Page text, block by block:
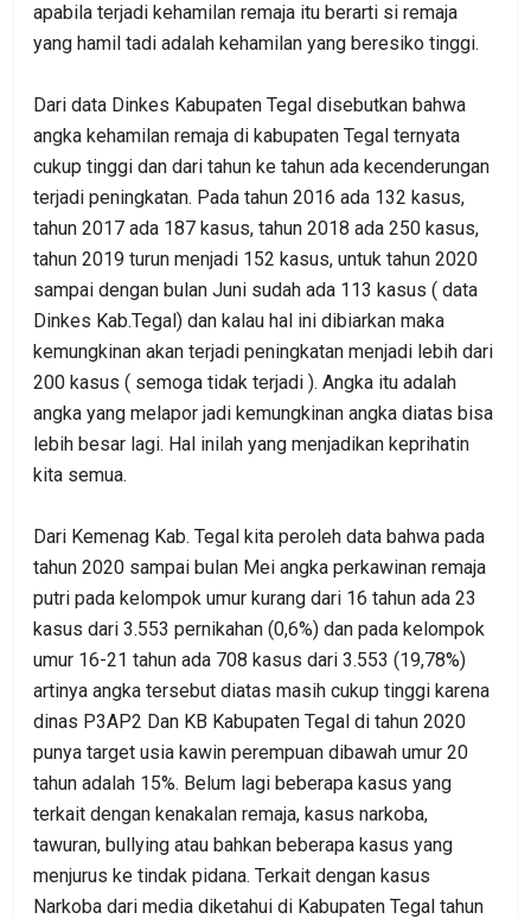
apabila terjadi kehamilan remaja itu berarti si remaja
yang hamil tadi adalah kehamilan yang beresiko tinggi.
Dari data Dinkes Kabupaten Tegal disebutkan bahwa
angka kehamilan remaja di kabupaten Tegal ternyata
cukup tinggi dan dari tahun ke tahun ada kecenderungan
terjadi peningkatan. Pada tahun 2016 ada 132 kasus,
tahun 2017 ada 187 kasus, tahun 2018 ada 250 kasus,
tahun 2019 turun menjadi 152 kasus, untuk tahun 2020
sampai dengan bulan Juni sudah ada 113 kasus ( data
Dinkes Kab.Tegal) dan kalau hal ini dibiarkan maka
kemungkinan akan terjadi peningkatan menjadi lebih dari
200 kasus ( semoga tidak terjadi ). Angka itu adalah
angka yang melapor jadi kemungkinan angka diatas bisa
lebih besar lagi. Hal inilah yang menjadikan keprihatin
kita semua.
Dari Kemenag Kab. Tegal kita peroleh data bahwa pada
tahun 2020 sampai bulan Mei angka perkawinan remaja
putri pada kelompok umur kurang dari 16 tahun ada 23
kasus dari 3.553 pernikahan (0,6%) dan pada kelompok
umur 16-21 tahun ada 708 kasus dari 3.553 (19,78%)
artinya angka tersebut diatas masih cukup tinggi karena
dinas P3AP2 Dan KB Kabupaten Tegal di tahun 2020
punya target usia kawin perempuan dibawah umur 20
tahun adalah 15%. Belum lagi beberapa kasus yang
terkait dengan kenakalan remaja, kasus narkoba,
tawuran, bullying atau bahkan beberapa kasus yang
menjurus ke tindak pidana. Terkait dengan kasus
Narkoba dari media diketahui di Kabupaten Tegal tahun